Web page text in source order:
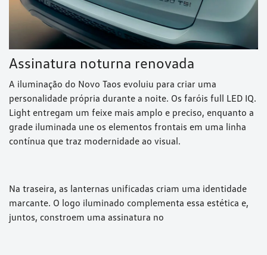
Assinatura noturna renovada
A iluminação do Novo Taos evoluiu para criar uma
personalidade própria durante a noite. Os faróis full LED IQ.
Light entregam um feixe mais amplo e preciso, enquanto a
grade iluminada une os elementos frontais em uma linha
contínua que traz modernidade ao visual.
Na traseira, as lanternas unificadas criam uma identidade
marcante. O logo iluminado complementa essa estética e,
juntos, constroem uma assinatura no